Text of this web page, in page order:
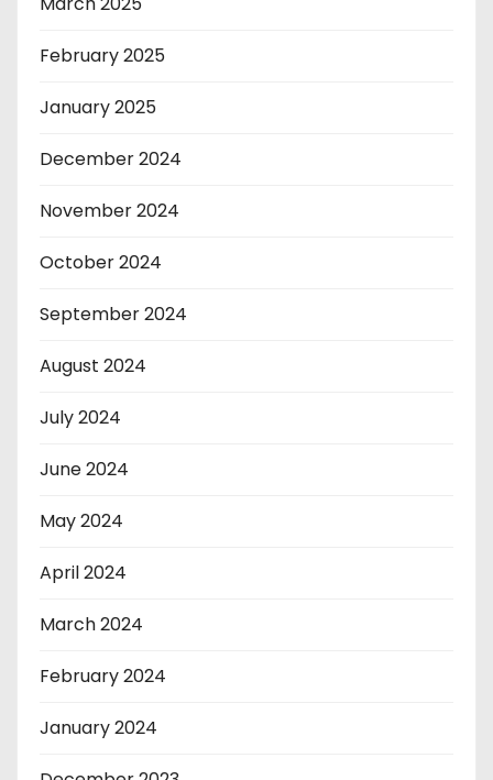
February 2025
January 2025
December 2024
November 2024
October 2024
September 2024
August 2024
July 2024
June 2024
May 2024
April 2024
March 2024
February 2024
January 2024